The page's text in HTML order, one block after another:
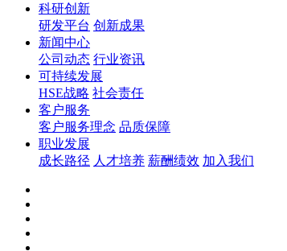
科研创新
研发平台 创新成果
新闻中心
公司动态 行业资讯
可持续发展
HSE战略 社会责任
客户服务
客户服务理念 品质保障
职业发展
成长路径 人才培养 薪酬绩效 加入我们